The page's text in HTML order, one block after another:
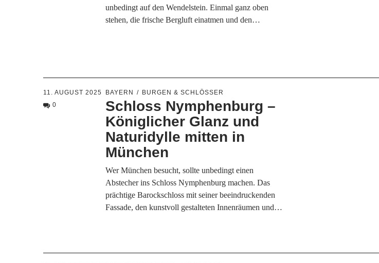
unbedingt auf den Wendelstein. Einmal ganz oben
stehen, die frische Bergluft einatmen und den…
11. AUGUST 2025
0
BAYERN BURGEN & SCHLÖSSER
Schloss Nymphenburg –
Königlicher Glanz und
Naturidylle mitten in
München
Wer München besucht, sollte unbedingt einen
Abstecher ins Schloss Nymphenburg machen. Das
prächtige Barockschloss mit seiner beeindruckenden
Fassade, den kunstvoll gestalteten Innenräumen und…